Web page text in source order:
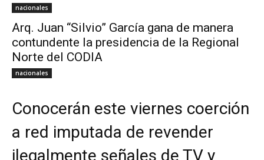
nacionales
Arq. Juan “Silvio” García gana de manera
contundente la presidencia de la Regional
Norte del CODIA
nacionales
Conocerán este viernes coerción
a red imputada de revender
ilegalmente señales de TV y